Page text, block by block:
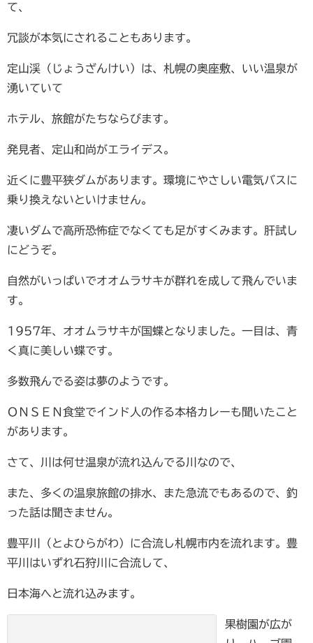
て、
冗談が本気にされることもあります。
定山渓（じょうざんけい）は、札幌の奥座敷、いい温泉が
湧いていて
ホテル、旅館がたちならびます。
発見者、定山和尚がエライデス。
近くに豊平狭ダムがあります。環境にやさしい電気バスに
乗り換えないといけません。
凄いダムで高所恐怖症でなくても足がすくみます。肝試し
にどうぞ。
自然がいっぱいでオオムラサキが群れを成して飛んでいま
す。
1957年、オオムラサキが国蝶となりました。一目は、青
く真に美しい蝶です。
多数飛んでる姿は夢のようです。
ＯＮＳＥＮ食堂でインド人の作る本格カレーも聞いたこと
があります。
さて、川は何せ温泉が流れ込んでる川なので、
また、多くの温泉旅館の排水、また急流でもあるので、釣
った話は聞きません。
豊平川（とよひらがわ）に合流し札幌市内を流れます。豊
平川はいずれ石狩川に合流して、
日本海へと流れ込みます。
果樹園が広が